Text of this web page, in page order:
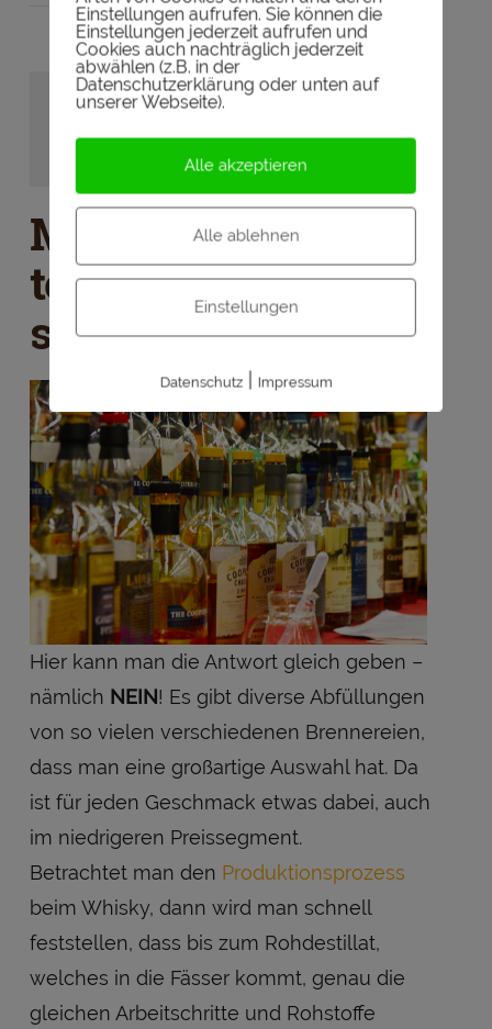
Werbelink
Hier gibt´s euren Lieblingswhisky
Muss es immer der
teuerste Whisky
sein?
Hier kann man die Antwort gleich geben –
nämlich NEIN! Es gibt diverse Abfüllungen
von so vielen verschiedenen Brennereien,
dass man eine großartige Auswahl hat. Da
ist für jeden Geschmack etwas dabei, auch
im niedrigeren Preissegment.
Betrachtet man den Produktionsprozess
beim Whisky, dann wird man schnell
feststellen, dass bis zum Rohdestillat,
welches in die Fässer kommt, genau die
gleichen Arbeitschritte und Rohstoffe
Einstellungen aufrufen. Sie können die
Einstellungen jederzeit aufrufen und
Cookies auch nachträglich jederzeit
abwählen (z.B. in der
Datenschutzerklärung oder unten auf
unserer Webseite).
Alle akzeptieren
Alle ablehnen
Einstellungen
Datenschutz| Impressum